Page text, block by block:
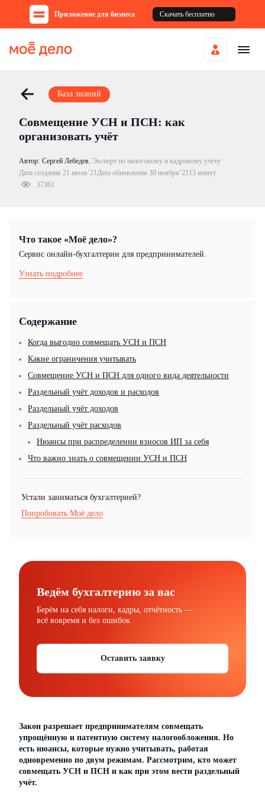
Приложение для бизнеса Скачать бесплатно
База знаний
Совмещение УСН и ПСН: как
организовать учёт
Автор: Сергей Лебедев, Эксперт по налоговому и кадровому учёту
Дата создания 21 июля’21Дата обновления 30 ноября’2113 минут
37361
Что такое «Моё дело»?
Cервис онлайн-бухгалтерии для предпринимателей.
Узнать подробнее
Содержание
Когда выгодно совмещать УСН и ПСН
Какие ограничения учитывать
Совмещение УСН и ПСН для одного вида деятельности
Раздельный учёт доходов и расходов
Раздельный учёт доходов
Раздельный учёт расходов
Нюансы при распределении взносов ИП за себя
Что важно знать о совмещении УСН и ПСН
Устали заниматься бухгалтерией?
Попробовать Моё дело
Ведём бухгалтерию за вас
Берём на себя налоги, кадры, отчётность —
всё вовремя и без ошибок
Оставить заявку
Закон разрешает предпринимателям совмещать
упрощённую и патентную систему налогообложения. Но
есть нюансы, которые нужно учитывать, работая
одновременно по двум режимам. Рассмотрим, кто может
совмещать УСН и ПСН и как при этом вести раздельный
учёт.